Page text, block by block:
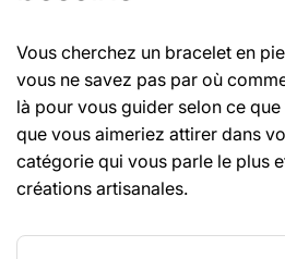
Vous cherchez un bracelet en
vous ne savez pas par où
là pour vous guider selon ce
que vous aimeriez attirer dans
catégorie qui vous parle le plus
créations artisanales.